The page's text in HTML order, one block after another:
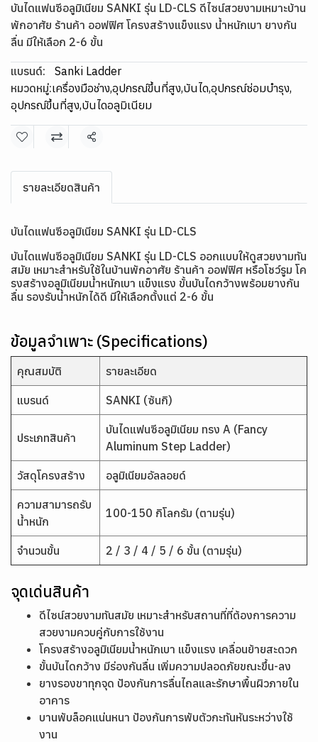
บันไดแฟนซีอลูมิเนียม SANKI รุ่น LD-CLS ดีไซน์สวยงามเหมาะบ้าน
พักอาศัย ร้านค้า ออฟฟิศ โครงสร้างแข็งแรง น้ำหนักเบา ยางกัน
ลื่น มีให้เลือก 2-6 ขั้น
แบรนด์:
Sanki Ladder
หมวดหมู่:เครื่องมือช่าง,อุปกรณ์ขึ้นที่สูง,บันได,อุปกรณ์ซ่อมบำรุง,
อุปกรณ์ขึ้นที่สูง,บันไดอลูมิเนียม
แชร์
รายละเอียดสินค้า
บันไดแฟนซีอลูมิเนียม SANKI รุ่น LD-CLS
บันไดแฟนซีอลูมิเนียม SANKI รุ่น LD-CLS ออกแบบให้ดูสวยงามทัน
สมัย เหมาะสำหรับใช้ในบ้านพักอาศัย ร้านค้า ออฟฟิศ หรือโชว์รูม โค
รงสร้างอลูมิเนียมน้ำหนักเบา แข็งแรง ขั้นบันไดกว้างพร้อมยางกัน
ลื่น รองรับน้ำหนักได้ดี มีให้เลือกตั้งแต่ 2-6 ขั้น
ข้อมูลจำเพาะ (Specifications)
คุณสมบัติ รายละเอียด
แบรนด์ SANKI (ซันกิ)
ประเภทสินค้า
บันไดแฟนซีอลูมิเนียม ทรง A (Fancy
Aluminum Step Ladder)
วัสดุโครงสร้าง อลูมิเนียมอัลลอยด์
ความสามารถรับ
น้ำหนัก
100-150 กิโลกรัม (ตามรุ่น)
จำนวนขั้น 2 / 3 / 4 / 5 / 6 ขั้น (ตามรุ่น)
จุดเด่นสินค้า
ดีไซน์สวยงามทันสมัย เหมาะสำหรับสถานที่ที่ต้องการความ
สวยงามควบคู่กับการใช้งาน
โครงสร้างอลูมิเนียมน้ำหนักเบา แข็งแรง เคลื่อนย้ายสะดวก
ขั้นบันไดกว้าง มีร่องกันลื่น เพิ่มความปลอดภัยขณะขึ้น-ลง
ยางรองขาทุกจุด ป้องกันการลื่นไถลและรักษาพื้นผิวภายใน
อาคาร
บานพับล็อคแน่นหนา ป้องกันการพับตัวกะทันหันระหว่างใช้
งาน